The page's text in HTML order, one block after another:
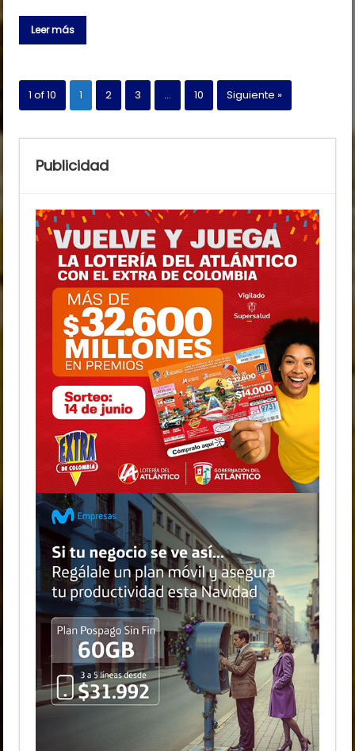
Leer más
1 of 10 1 2 3 … 10 Siguiente »
Publicidad